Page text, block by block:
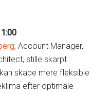
Account Manager,
stille skarpt
skabe mere fleksible
efter optimale